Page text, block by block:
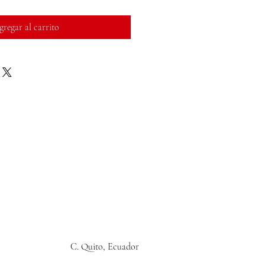
al carrito
C. Quito, Ecuador